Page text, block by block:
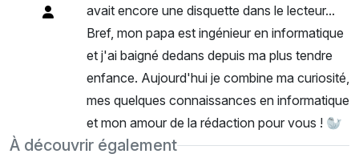
avait encore une disquette dans le lecteur...
Bref, mon papa est ingénieur en informatique
et j'ai baigné dedans depuis ma plus tendre
enfance. Aujourd'hui je combine ma curiosité,
mes quelques connaissances en informatique
et mon amour de la rédaction pour vous ! 🦭
À découvrir également